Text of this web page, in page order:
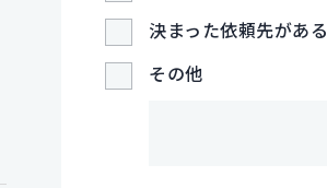
決まった依頼先がある
その他